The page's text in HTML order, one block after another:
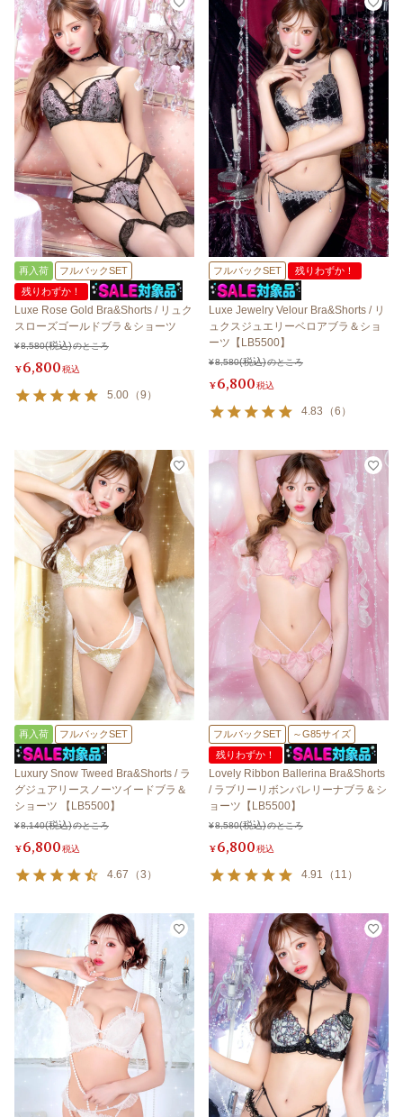
再入荷
フルバックSET
残りわずか！
Luxe Rose Gold Bra&Shorts / リュク
スローズゴールドブラ＆ショーツ
¥8,580 のところ
¥6,800税込
5.00 （9 ）
フルバックSET 残りわずか！
Luxe Jewelry Velour Bra&Shorts / リ
ュクスジュエリーベロアブラ＆ショ
ーツ【LB5500】
¥8,580 のところ
¥6,800税込
4.83 （6 ）
再入荷 フルバックSET
Luxury Snow Tweed Bra&Shorts / ラ
グジュアリースノーツイードブラ＆
ショーツ 【LB5500】
¥8,140 のところ
¥6,800税込
4.67 （3 ）
フルバックSET
～G85サイズ
残りわずか！
Lovely Ribbon Ballerina Bra&Shorts
/ ラブリーリボンバレリーナブラ＆シ
ョーツ【LB5500】
¥8,580 のところ
¥6,800税込
4.91 （ 11 ）